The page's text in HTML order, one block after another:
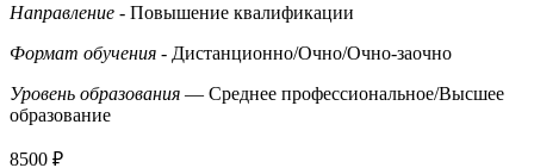
Направление - Повышение квалификации
Формат обучения - Дистанционно/Очно/Очно-заочно
Уровень образования — Среднее профессиональное/Высшее
образование
8500 ₽